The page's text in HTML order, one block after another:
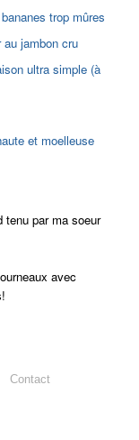
trop mûres
au jambon cru
ultra simple (à
et moelleuse
tenu par ma soeur
avec
Contact